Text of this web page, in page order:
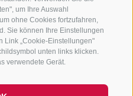
um Ihre Auswahl
ohne Cookies fortzufahren,
Sie können Ihre Einstellungen
Link „Cookie-Einstellungen"
unten links klicken.
verwendete Gerät.
Anmelden